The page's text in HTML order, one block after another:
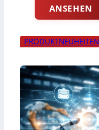
ANSEHEN
PRODUKTNEUHEITEN